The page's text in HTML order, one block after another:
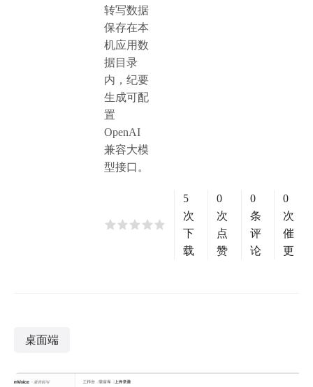
转写数据
保存在本
机应用数
据目录
内，纪要
生成可配
置
OpenAI
兼容大模
型接口。
5
次
下
载
0
次
点
赞
0
条
评
论
0
次
催
更
桌面端